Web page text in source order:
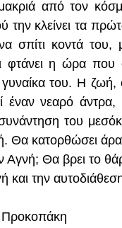
από τον
την κλείνει τα
σπίτι κοντά
φτάνει η ώρα που
του. Η ζωή,
έναν νεαρό
του
Θα κατορθώσει
Αγνή; Θα βρει το
και την